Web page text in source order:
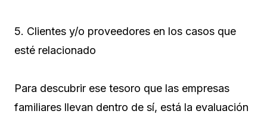
5. Clientes y/o proveedores en los casos que
esté relacionado
Para descubrir ese tesoro que las empresas
familiares llevan dentro de sí, está la evaluación